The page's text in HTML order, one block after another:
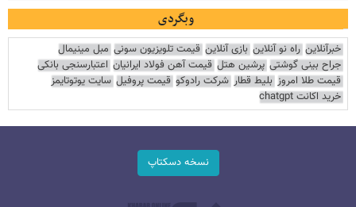
وبگردی
خبرآنلاین راه نو آنلاین بازی آنلاین قیمت تلویزیون سونی مبل مینیمال
جراح بینی گوشتی پرشین هتل قیمت آهن فولاد ایرانیان اعتبارسنجی بانکی
قیمت طلا امروز بلیط قطار شرکت رادوکو قیمت پروفیل سایت یوتوتایمز
خرید اکانت chatgpt
نسخه دسکتاپ